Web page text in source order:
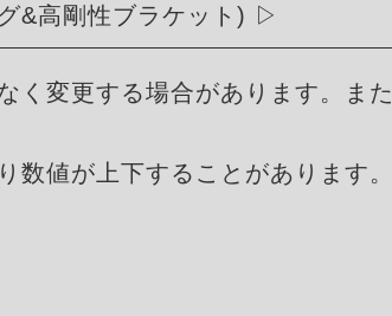
&高剛性ブラケット)
く変更する場合があります。ま
数値が上下することがあります